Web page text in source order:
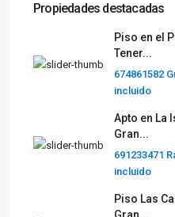
Propiedades destacadas
Piso en el
Tener...
674861582
incluido
Apto en La
Gran...
691233471
incluido
Piso Las